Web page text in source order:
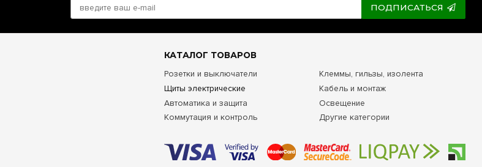
ПОДПИСАТЬСЯ
КАТАЛОГ ТОВАРОВ
Розетки и выключатели
Щиты электрические
Автоматика и защита
Коммутация и контроль
Клеммы, гильзы, изолента
Кабель и монтаж
Освещение
Другие категории